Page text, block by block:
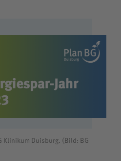
Klinikum Duisburg. (Bild: BG